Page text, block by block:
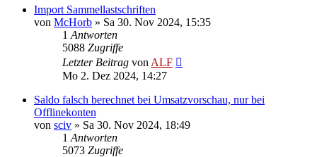
Import Sammellastschriften
von McHorb » Sa 30. Nov 2024, 15:35
1 Antworten
5088 Zugriffe
Letzter Beitrag von ALF
Mo 2. Dez 2024, 14:27
Saldo falsch berechnet bei Umsatzvorschau, nur bei
Offlinekonten
von sciv » Sa 30. Nov 2024, 18:49
1 Antworten
5073 Zugriffe